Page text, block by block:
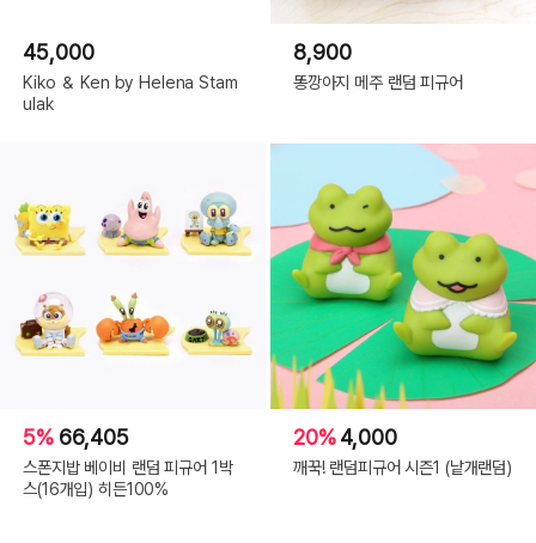
45,000
Kiko ＆ Ken by Helena Stam
ulak
8,900
똥깡아지 메주 랜덤 피규어
5% 66,405
스폰지밥 베이비 랜덤 피규어 1박
스(16개입) 히든100%
20%4,000
깨꾹! 랜덤피규어 시즌1 (낱개랜덤)